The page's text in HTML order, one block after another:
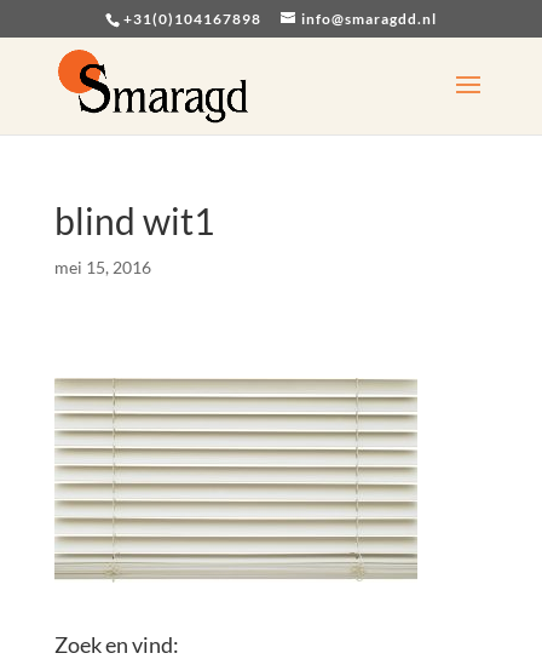
+31(0)104167898 info@smaragdd.nl
blind wit1
mei 15, 2016
Zoek en vind: